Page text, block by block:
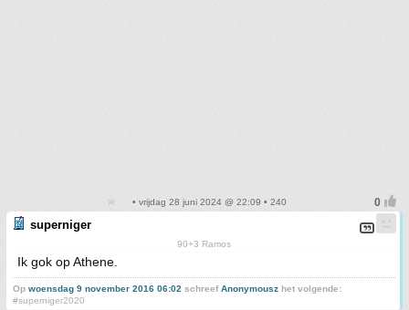
• vrijdag 28 juni 2024 @ 22:09 • 240
superniger
90+3 Ramos
Ik gok op Athene.
Op woensdag 9 november 2016 06:02 schreefAnonymousz het volgende:
#superniger2020